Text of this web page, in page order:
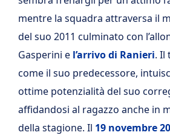
mentre la squadra attraversa il
del suo 2011 culminato con
Gasperini e l’arrivo di Ranieri. Il
come il suo predecessore,
ottime potenzialità del suo
affidandosi al ragazzo anche in
della stagione. Il 19 novembre